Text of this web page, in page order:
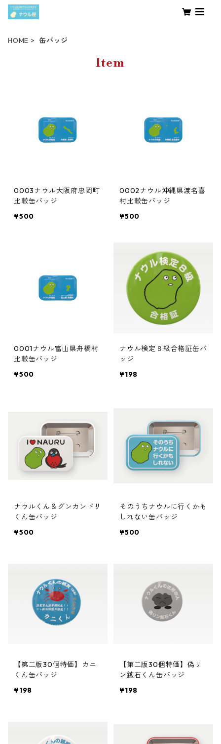
HOME 缶バッジ
Item
0003ナウル大阪府忠岡町
比較缶バッジ
¥500
0002ナウル沖縄県渡名喜
村比較缶バッジ
¥500
0001ナウル富山県舟橋村
比較缶バッジ
¥500
ナウル検定８級合格証缶バ
ッジ
¥198
ナウルくん＆グンカンドリ
くん缶バッジ
¥500
そのうちナウルに行くかも
しれない缶バッジ
¥500
【第二版30個特価】カニ
くん缶バッジ
¥198
【第二版30個特価】偽リ
ン鉱石くん缶バッジ
¥198